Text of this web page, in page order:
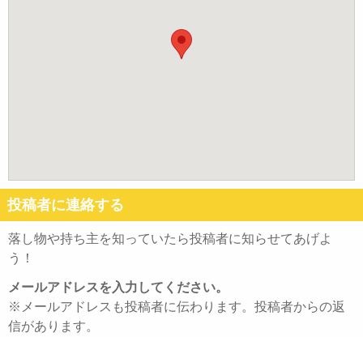
投稿者に連絡する
落し物や持ち主を知っていたら投稿者に知らせてあげよ
う！
メールアドレスを入力してください。
※メールアドレスも投稿者に伝わります。投稿者からの返
信があります。